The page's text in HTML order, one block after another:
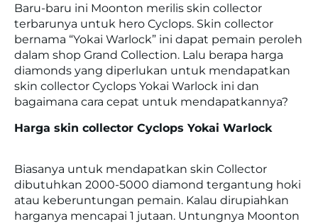
Baru-baru ini Moonton merilis skin collector
terbarunya untuk hero Cyclops. Skin collector
bernama “Yokai Warlock” ini dapat pemain peroleh
dalam shop Grand Collection. Lalu berapa harga
diamonds yang diperlukan untuk mendapatkan
skin collector Cyclops Yokai Warlock ini dan
bagaimana cara cepat untuk mendapatkannya?
Harga skin collector Cyclops Yokai Warlock
Biasanya untuk mendapatkan skin Collector
dibutuhkan 2000-5000 diamond tergantung hoki
atau keberuntungan pemain. Kalau dirupiahkan
harganya mencapai 1 jutaan. Untungnya Moonton